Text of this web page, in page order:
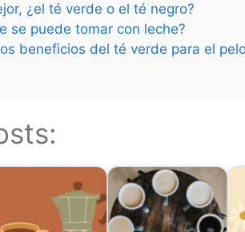
¿el té verde o el té negro?
se puede tomar con leche?
beneficios del té verde para el